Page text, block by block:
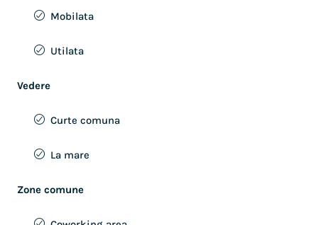
Mobilata
Utilata
Vedere
Curte comuna
La mare
Zone comune